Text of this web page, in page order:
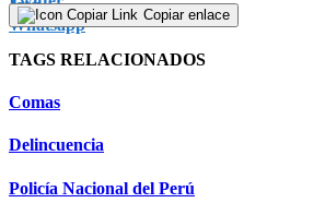
Copiar enlace
TAGS RELACIONADOS
Comas
Delincuencia
Policía Nacional del Perú